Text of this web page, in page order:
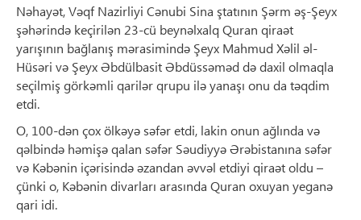
Nəhayət, Vəqf Nazirliyi Cənubi Sina ştatının Şərm əş-Şeyx
şəhərində keçirilən 23-cü beynəlxalq Quran qiraət
yarışının bağlanış mərasimində Şeyx Mahmud Xəlil əl-
Hüsəri və Şeyx Əbdülbasit Əbdüssəməd də daxil olmaqla
seçilmiş görkəmli qarilər qrupu ilə yanaşı onu da təqdim
etdi.
O, 100-dən çox ölkəyə səfər etdi, lakin onun ağlında və
qəlbində həmişə qalan səfər Səudiyyə Ərəbistanına səfər
və Kəbənin içərisində əzandan əvvəl etdiyi qiraət oldu –
çünki o, Kəbənin divarları arasında Quran oxuyan yeganə
qari idi.